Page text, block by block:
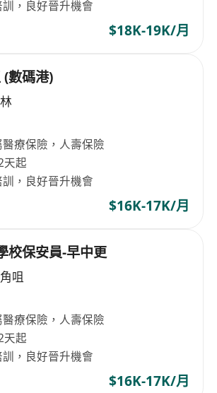
，良好晉升機會
$18K-19K/月
數碼港)
療保險，人壽保險
天起
，良好晉升機會
$16K-17K/月
校保安員-早中更
咀
療保險，人壽保險
天起
，良好晉升機會
$16K-17K/月